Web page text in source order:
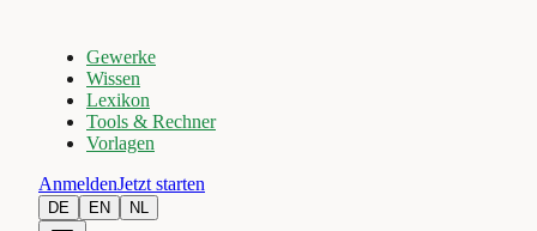
Gewerke
Wissen
Lexikon
Tools & Rechner
Vorlagen
AnmeldenJetzt starten
DE EN NL